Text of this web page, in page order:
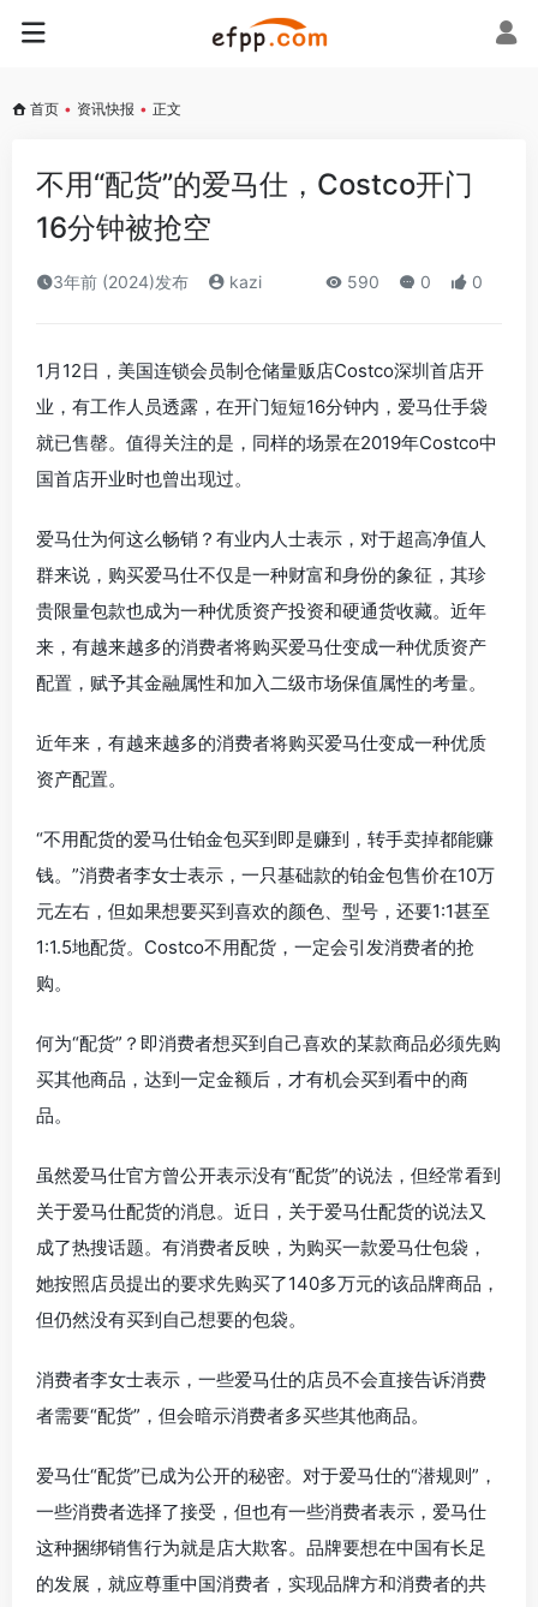
首页 • 资讯快报 • 正文
不用“配货”的爱马仕，Costco开门
16分钟被抢空
3年前 (2024)发布 kazi 590 0 0
1月12日，美国连锁会员制仓储量贩店Costco深圳首店开
业，有工作人员透露，在开门短短16分钟内，爱马仕手袋
就已售罄。值得关注的是，同样的场景在2019年Costco中
国首店开业时也曾出现过。
爱马仕为何这么畅销？有业内人士表示，对于超高净值人
群来说，购买爱马仕不仅是一种财富和身份的象征，其珍
贵限量包款也成为一种优质资产投资和硬通货收藏。近年
来，有越来越多的消费者将购买爱马仕变成一种优质资产
配置，赋予其金融属性和加入二级市场保值属性的考量。
近年来，有越来越多的消费者将购买爱马仕变成一种优质
资产配置。
“不用配货的爱马仕铂金包买到即是赚到，转手卖掉都能赚
钱。”消费者李女士表示，一只基础款的铂金包售价在10万
元左右，但如果想要买到喜欢的颜色、型号，还要1:1甚至
1:1.5地配货。Costco不用配货，一定会引发消费者的抢
购。
何为“配货”？即消费者想买到自己喜欢的某款商品必须先购
买其他商品，达到一定金额后，才有机会买到看中的商
品。
虽然爱马仕官方曾公开表示没有“配货”的说法，但经常看到
关于爱马仕配货的消息。近日，关于爱马仕配货的说法又
成了热搜话题。有消费者反映，为购买一款爱马仕包袋，
她按照店员提出的要求先购买了140多万元的该品牌商品，
但仍然没有买到自己想要的包袋。
消费者李女士表示，一些爱马仕的店员不会直接告诉消费
者需要“配货”，但会暗示消费者多买些其他商品。
爱马仕“配货”已成为公开的秘密。对于爱马仕的“潜规则”，
一些消费者选择了接受，但也有一些消费者表示，爱马仕
这种捆绑销售行为就是店大欺客。品牌要想在中国有长足
的发展，就应尊重中国消费者，实现品牌方和消费者的共